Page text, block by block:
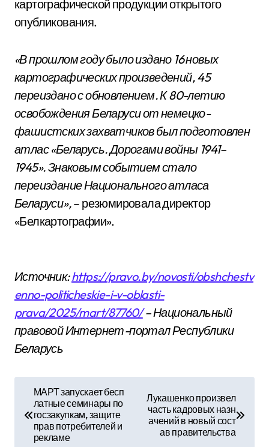
картографической продукции открытого
опубликования.
«В прошлом году было издано 16 новых
картографических произведений, 45
переиздано с обновлением. К 80-летию
освобождения Беларуси от немецко-
фашистских захватчиков был подготовлен
атлас «Беларусь. Дорогами войны 1941–
1945». Знаковым событием стало
переиздание Национального атласа
Беларуси»,– резюмировала директор
«Белкартографии».
Источник:https://pravo.by/novosti/obshchestv
enno-politicheskie-i-v-oblasti-
prava/2025/mart/87760/– Национальный
правовой Интернет-портал Республики
Беларусь
МАРТ запускает бесп
латные семинары по
госзакупкам, защите
прав потребителей и
рекламе
Лукашенко произвел
часть кадровых назн
ачений в новый сост
ав правительства